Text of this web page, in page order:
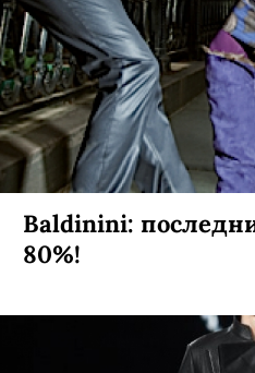
Baldinini:
80%!